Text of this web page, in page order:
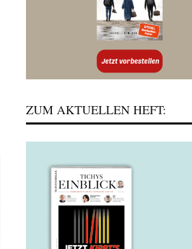
ZUM AKTUELLEN HEFT: